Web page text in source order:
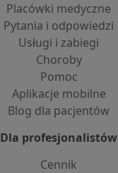
Placówki medyczne
Pytania i odpowiedzi
Usługi i zabiegi
Choroby
Pomoc
Aplikacje mobilne
Blog dla pacjentów
Dla profesjonalistów
Cennik